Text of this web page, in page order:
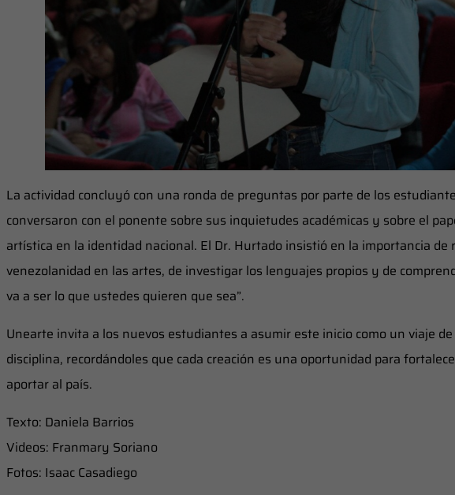
La actividad concluyó con una ronda de preguntas por parte de los
conversaron con el ponente sobre sus inquietudes académicas y sobre el
artística en la identidad nacional. El Dr. Hurtado insistió en la importancia de
venezolanidad en las artes, de investigar los lenguajes propios y de
va a ser lo que ustedes quieren que sea”.
Unearte invita a los nuevos estudiantes a asumir este inicio como un viaje
disciplina, recordándoles que cada creación es una oportunidad para
aportar al país.
Texto: Daniela Barrios
Videos: Franmary Soriano
Fotos: Isaac Casadiego